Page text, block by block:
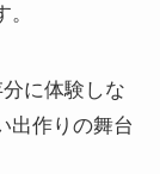
に体験しな
出作りの舞台